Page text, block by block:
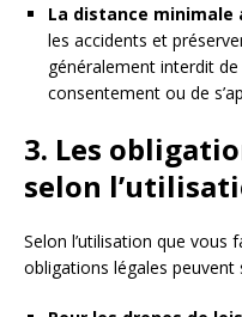
La distance minimale
les accidents et
généralement interdit
consentement ou de
3. Les
selon
Selon l’utilisation que vous
obligations légales peuvent